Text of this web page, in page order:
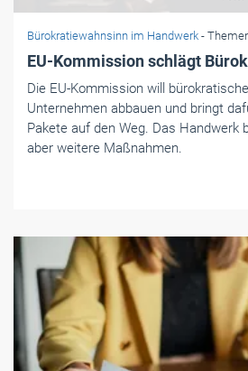
Bürokratiewahnsinn im Handwerk -
EU-Kommission schlägt
Die EU-Kommission will
Unternehmen abbauen und bringt
Pakete auf den Weg. Das Handwerk
aber weitere Maßnahmen.